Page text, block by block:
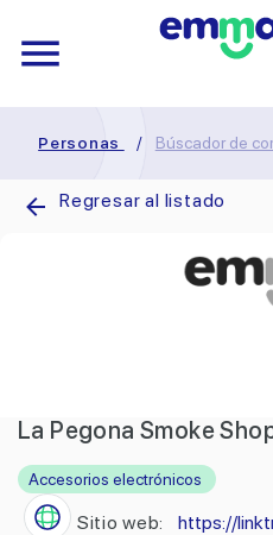
Personas / Búscador de
Regresar al listado
La Pegona Smoke
Accesorios electrónicos
Sitio web: https://